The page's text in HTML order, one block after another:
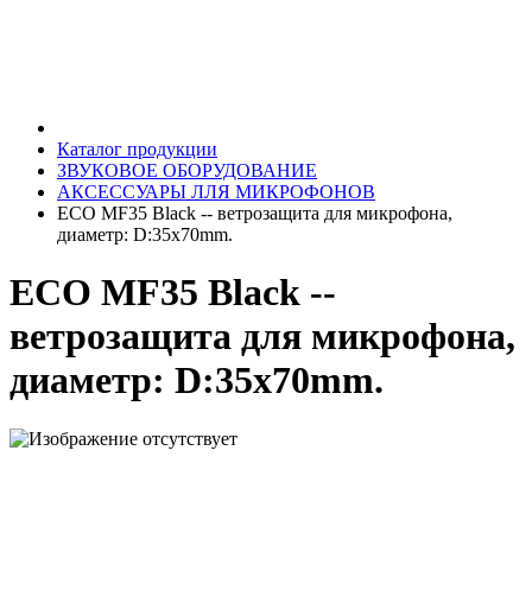
Каталог продукции
ЗВУКОВОЕ ОБОРУДОВАНИЕ
АКСЕССУАРЫ ЛЛЯ МИКРОФОНОВ
ECO MF35 Black -- ветрозащита для микрофона,
диаметр: D:35x70mm.
ECO MF35 Black --
ветрозащита для микрофона,
диаметр: D:35x70mm.